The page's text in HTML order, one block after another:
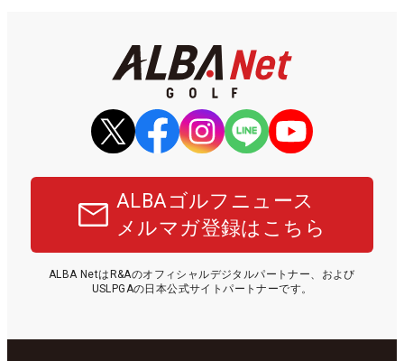
ALBAゴルフニュース
メルマガ登録はこちら
ALBA NetはR&Aのオフィシャルデジタルパートナー、および
USLPGAの日本公式サイトパートナーです。